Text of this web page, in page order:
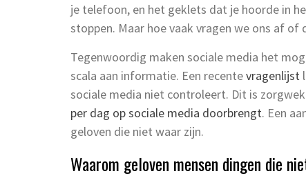
je telefoon, en het geklets dat je hoorde in
stoppen. Maar hoe vaak vragen we ons af
Tegenwoordig maken sociale media het
scala aan informatie. Een recentevragenlijst
sociale media niet controleert. Dit is
per dag op sociale media doorbrengt. Een
geloven die niet waar zijn.
Waarom geloven mensen dingen die